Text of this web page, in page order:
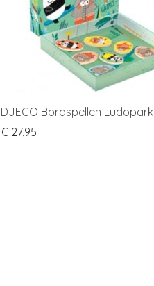
DJECO Bordspellen Ludopark
€ 27,95